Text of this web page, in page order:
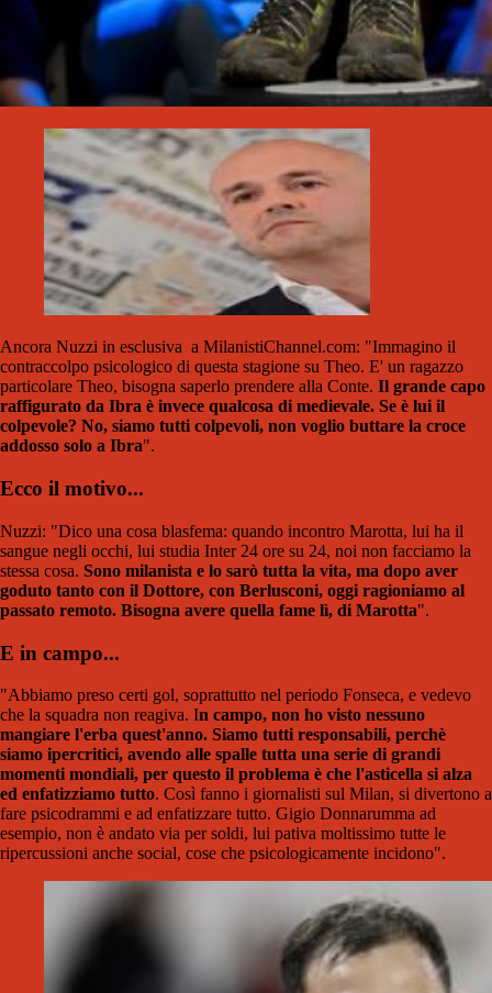
Ancora Nuzzi in esclusiva a MilanistiChannel.com: "Immagino il
contraccolpo psicologico di questa stagione su Theo. E' un ragazzo
particolare Theo, bisogna saperlo prendere alla Conte. Il grande capo
raffigurato da Ibra è invece qualcosa di medievale. Se è lui il
colpevole? No, siamo tutti colpevoli, non voglio buttare la croce
addosso solo a Ibra".
Ecco il motivo...
Nuzzi: "Dico una cosa blasfema: quando incontro Marotta, lui ha il
sangue negli occhi, lui studia Inter 24 ore su 24, noi non facciamo la
stessa cosa. Sono milanista e lo sarò tutta la vita, ma dopo aver
goduto tanto con il Dottore, con Berlusconi, oggi ragioniamo al
passato remoto. Bisogna avere quella fame lì, di Marotta".
E in campo...
"Abbiamo preso certi gol, soprattutto nel periodo Fonseca, e vedevo
che la squadra non reagiva. In campo, non ho visto nessuno
mangiare l'erba quest'anno. Siamo tutti responsabili, perchè
siamo ipercritici, avendo alle spalle tutta una serie di grandi
momenti mondiali, per questo il problema è che l'asticella si alza
ed enfatizziamo tutto. Così fanno i giornalisti sul Milan, si divertono a
fare psicodrammi e ad enfatizzare tutto. Gigio Donnarumma ad
esempio, non è andato via per soldi, lui pativa moltissimo tutte le
ripercussioni anche social, cose che psicologicamente incidono".